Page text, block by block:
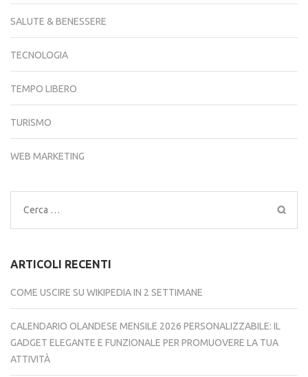
SALUTE & BENESSERE
TECNOLOGIA
TEMPO LIBERO
TURISMO
WEB MARKETING
Ricerca
per:
ARTICOLI RECENTI
COME USCIRE SU WIKIPEDIA IN 2 SETTIMANE
CALENDARIO OLANDESE MENSILE 2026 PERSONALIZZABILE: IL
GADGET ELEGANTE E FUNZIONALE PER PROMUOVERE LA TUA
ATTIVITÀ